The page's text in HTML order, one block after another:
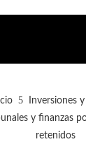
Inversiones
y finanzas
retenidos